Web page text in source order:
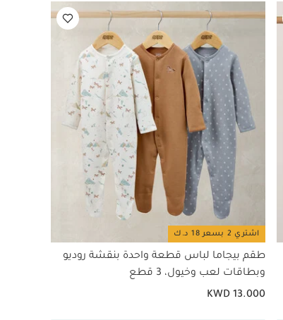
اشتري 2 بسعر 18 د.ك
طقم بيجاما لباس قطعة واحدة بنقشة روديو
وبطاقات لعب وخيول، 3 قطع
KWD 13.000